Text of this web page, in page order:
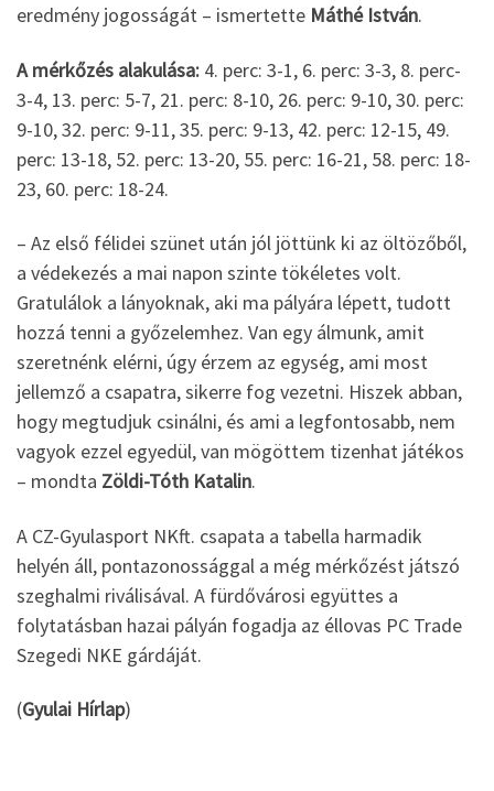
eredmény jogosságát – ismertette Máthé István.
A mérkőzés alakulása: 4. perc: 3-1, 6. perc: 3-3, 8. perc-
3-4, 13. perc: 5-7, 21. perc: 8-10, 26. perc: 9-10, 30. perc:
9-10, 32. perc: 9-11, 35. perc: 9-13, 42. perc: 12-15, 49.
perc: 13-18, 52. perc: 13-20, 55. perc: 16-21, 58. perc: 18-
23, 60. perc: 18-24.
– Az első félidei szünet után jól jöttünk ki az öltözőből,
a védekezés a mai napon szinte tökéletes volt.
Gratulálok a lányoknak, aki ma pályára lépett, tudott
hozzá tenni a győzelemhez. Van egy álmunk, amit
szeretnénk elérni, úgy érzem az egység, ami most
jellemző a csapatra, sikerre fog vezetni. Hiszek abban,
hogy megtudjuk csinálni, és ami a legfontosabb, nem
vagyok ezzel egyedül, van mögöttem tizenhat játékos
– mondta Zöldi-Tóth Katalin.
A CZ-Gyulasport NKft. csapata a tabella harmadik
helyén áll, pontazonossággal a még mérkőzést játszó
szeghalmi riválisával. A fürdővárosi együttes a
folytatásban hazai pályán fogadja az éllovas PC Trade
Szegedi NKE gárdáját.
(Gyulai Hírlap)